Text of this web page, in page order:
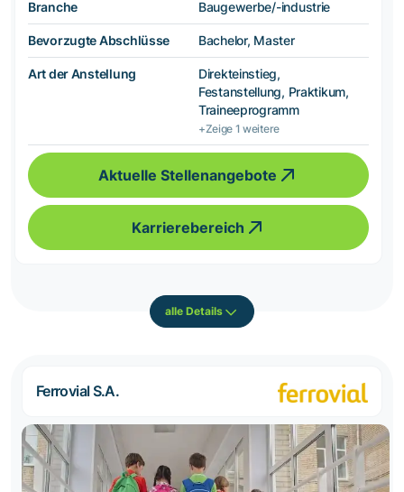
Branche Baugewerbe/-industrie
Bevorzugte Abschlüsse Bachelor, Master
Art der Anstellung
Direkteinstieg,
Festanstellung, Praktikum,
Traineeprogramm
+Zeige 1 weitere
Aktuelle Stellenangebote
Karrierebereich
alle Details
Ferrovial S.A.